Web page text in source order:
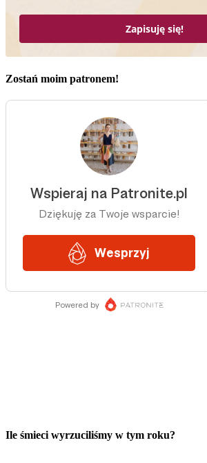
Zapisuję się!
Zostań moim patronem!
Ile śmieci wyrzuciliśmy w tym roku?